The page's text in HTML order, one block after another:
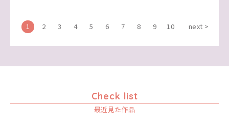
1 2 3 4 5 6 7 8 9 10 next >
Check list
最近見た作品